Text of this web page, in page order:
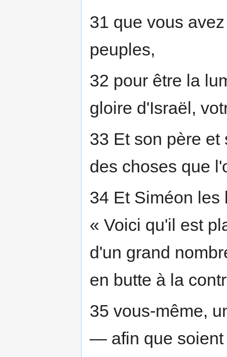
31 que vous
peuples,
32 pour être la
gloire d'Israël,
33 Et son père
des choses que
34 Et Siméon les
« Voici qu'il est
d'un grand
en butte à la
35 vous-même,
— afin que soient